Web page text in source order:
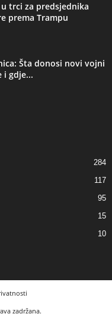
trci za predsjednika
prema Trampu
Šta donosi novi vojni
i gdje...
284
117
95
15
10
zadržana.